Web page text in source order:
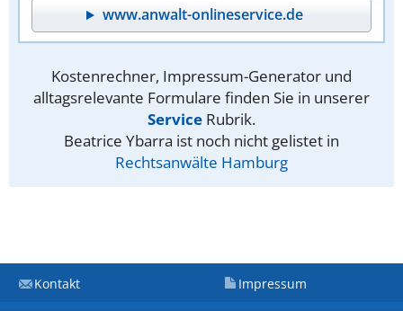
www.anwalt-onlineservice.de
Kostenrechner, Impressum-Generator und
alltagsrelevante Formulare finden Sie in unserer
Service Rubrik.
Beatrice Ybarra ist noch nicht gelistet in
Rechtsanwälte Hamburg
Kontakt Impressum